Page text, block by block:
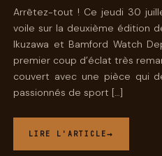
Arrêtez-tout ! Ce jeudi 30
voile sur la deuxième édition
Ikuzawa et Bamford Watch
premier coup d’éclat très
couvert avec une pièce qui
passionnés de sport […]
LIRE L'ARTICLE